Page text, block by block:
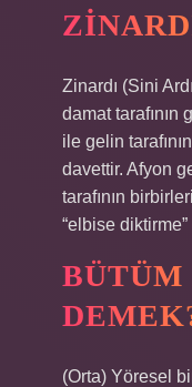
Zinardı (Sini
damat
ile gelin
davettir. Afyon
tarafının
“elbise diktirme”
BÜTÜM
(Orta) Yöresel